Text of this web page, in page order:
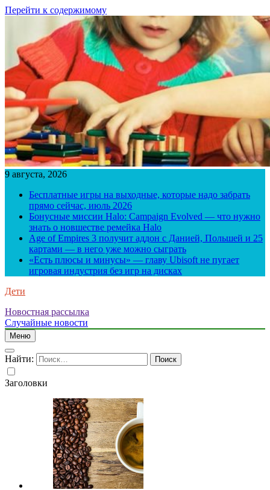
Перейти к содержимому
9 августа, 2026
Бесплатные игры на выходные, которые надо забрать
прямо сейчас, июль 2026
Бонусные миссии Halo: Campaign Evolved — что нужно
знать о новшестве ремейка Halo
Age of Empires 3 получит аддон с Данией, Польшей и 25
картами — в него уже можно сыграть
«Есть плюсы и минусы» — главу Ubisoft не пугает
игровая индустрия без игр на дисках
Дети
Новостная рассылка
Случайные новости
Меню
Найти:
Заголовки